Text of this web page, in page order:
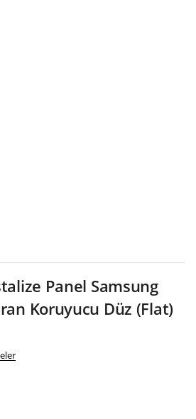
Panel Samsung
Koruyucu Düz (Flat)